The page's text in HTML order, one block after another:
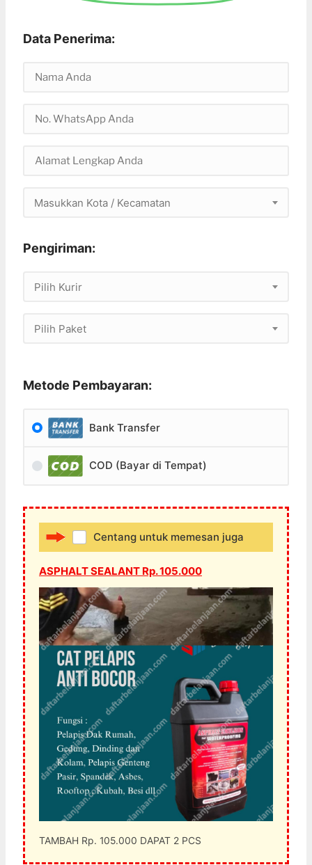
Data Penerima:
Masukkan Kota / Kecamatan
Pengiriman:
Pilih Kurir
Pilih Paket
Metode Pembayaran:
Bank Transfer
COD (Bayar di Tempat)
Centang untuk memesan juga
ASPHALT SEALANT Rp. 105.000
TAMBAH Rp. 105.000 DAPAT 2 PCS